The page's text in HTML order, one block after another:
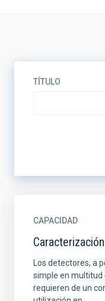
TÍTULO
CAPACIDAD
Los detectores, a
simple en multitud
requieren de un